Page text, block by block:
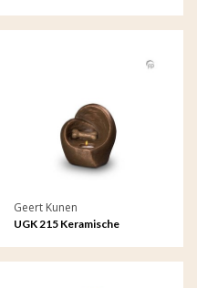
Geert Kunen
UGK 215 Keramische